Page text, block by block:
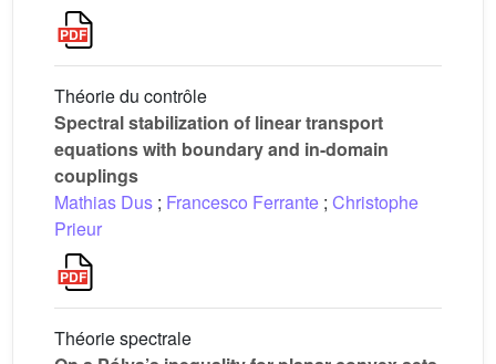
Théorie du contrôle
Spectral stabilization of linear transport
equations with boundary and in-domain
couplings
Mathias Dus ; Francesco Ferrante ; Christophe
Prieur
Théorie spectrale